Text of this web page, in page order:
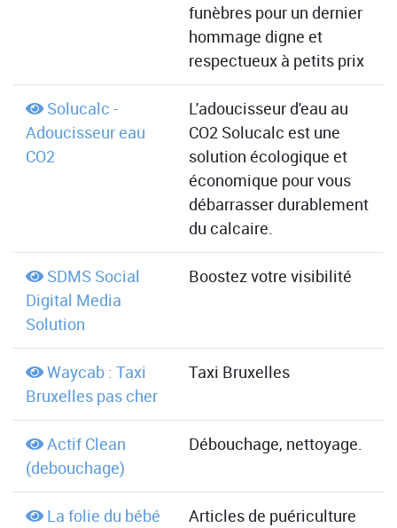
funèbres pour un dernier
hommage digne et
respectueux à petits prix
Solucalc -
Adoucisseur eau
CO2
L'adoucisseur d'eau au
CO2 Solucalc est une
solution écologique et
économique pour vous
débarrasser durablement
du calcaire.
SDMS Social
Digital Media
Solution
Boostez votre visibilité
Waycab : Taxi
Bruxelles pas cher
Taxi Bruxelles
Actif Clean
(debouchage)
Débouchage, nettoyage.
La folie du bébé
Articles de puériculture